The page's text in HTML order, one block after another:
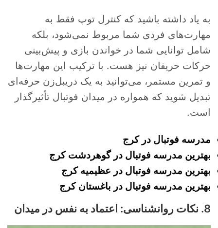
به یاد داشته باشید که کنترل توپ فقط به
مهارت‌های فردی شما مربوط نمی‌شود، بلکه
شامل توانایی شما در خواندن بازی و پیش‌بینی
حرکات حریفان نیز هست. با ترکیب این مهارت‌ها
و تمرین مستمر، می‌توانید به یک دریبل‌زن حرفه‌ای
تبدیل شوید که همواره در میدان فوتبال تأثیرگذار
است.
مدرسه فوتبال در کرج
بهترین مدرسه فوتبال در گوهردشت کرج
بهترین مدرسه فوتبال در عظیمیه کرج
بهترین مدرسه فوتبال در باغستان کرج
8. نکات روانشناسی: اعتماد به نفس در میدان